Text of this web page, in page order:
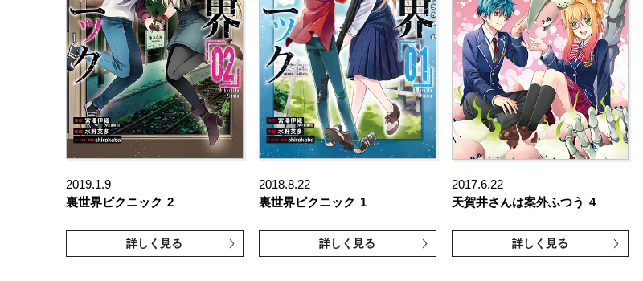
2019.1.9
裏世界ピクニック 2
詳しく見る
2018.8.22
裏世界ピクニック 1
詳しく見る
2017.6.22
天賀井さんは案外ふつう 4
詳しく見る